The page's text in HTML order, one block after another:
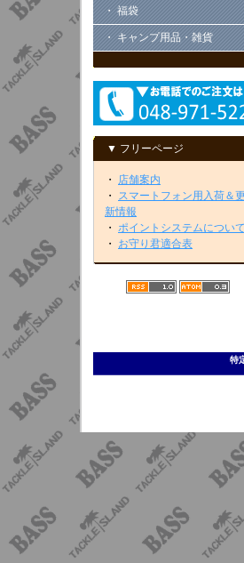
・ 福袋
・ キャンプ用品・雑貨
▼ フリーページ
・ 店舗案内
・ スマートフォン用入荷＆更
新情報
・ ポイントシステムについて
・ お守り君適合表
特